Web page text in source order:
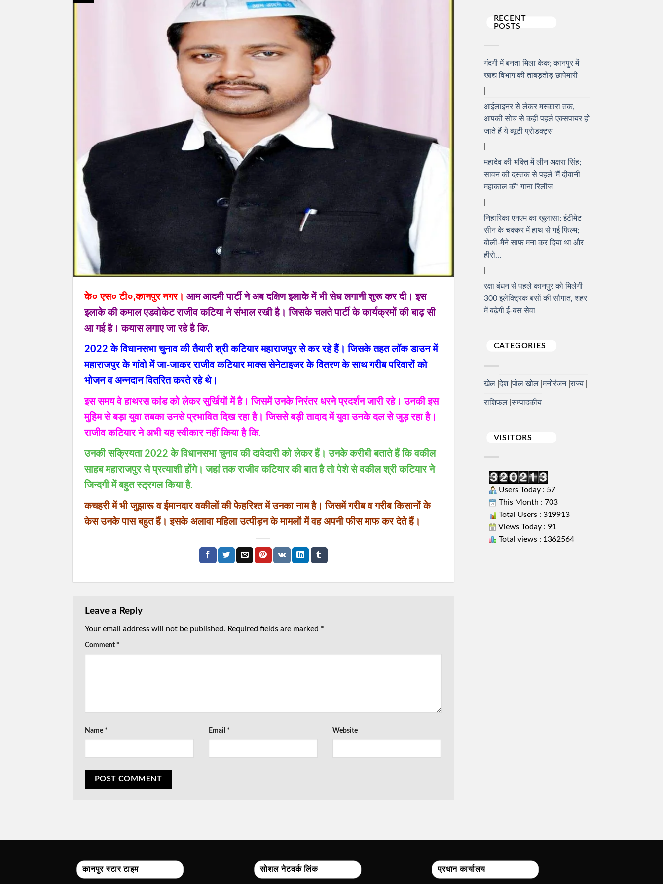
के० एस० टी०,कानपुर नगर। आम आदमी पार्टी ने अब दक्षिण इलाके में भी सेध लगानी शुरू कर दी। इस
इलाके की कमाल एडवोकेट राजीव कटिया ने संभाल रखी है। जिसके चलते पार्टी के कार्यक्रमों की बाढ़ सी
आ गई है। कयास लगाए जा रहे है कि.
2022 के विधानसभा चुनाव की तैयारी श्री कटियार महाराजपुर से कर रहे हैं। जिसके तहत लॉक डाउन में
महाराजपुर के गांवो में जा-जाकर राजीव कटियार माक्स सेनेटाइजर के वितरण के साथ गरीब परिवारों को
भोजन व अन्नदान वितरित करते रहे थे।
इस समय वे हाथरस कांड को लेकर सुर्खियों में है। जिसमें उनके निरंतर धरने प्रदर्शन जारी रहे। उनकी इस
मुहिम से बड़ा युवा तबका उनसे प्रभावित दिख रहा है। जिससे बड़ी तादाद में युवा उनके दल से जुड़ रहा है।
राजीव कटियार ने अभी यह स्वीकार नहीं किया है कि.
उनकी सक्रियता 2022 के विधानसभा चुनाव की दावेदारी को लेकर हैं। उनके करीबी बताते हैं कि वकील
साहब महाराजपुर से प्रत्याशी होंगे। जहां तक राजीव कटियार की बात है तो पेशे से वकील श्री कटियार ने
जिन्दगी में बहुत स्ट्रगल किया है.
कचहरी में भी जुझारू व ईमानदार वकीलों की फेहरिश्त में उनका नाम है। जिसमें गरीब व गरीब किसानों के
केस उनके पास बहुत हैं। इसके अलावा महिला उत्पीड़न के मामलों में वह अपनी फीस माफ कर देते हैं।
Leave a Reply
Your email address will not be published. Required fields are marked *
Comment *
Name * Email * Website
RECENT
POSTS
गंदगी में बनता मिला केक; कानपुर में
खाद्य विभाग की ताबड़तोड़ छापेमारी
आईलाइनर से लेकर मस्कारा तक,
आपकी सोच से कहीं पहले एक्सपायर हो
जाते हैं ये ब्यूटी प्रोडक्ट्स
महादेव की भक्ति में लीन अक्षरा सिंह;
सावन की दस्तक से पहले ‘मैं दीवानी
महाकाल की’ गाना रिलीज
निहारिका एनएम का खुलासा; इंटीमेट
सीन के चक्कर में हाथ से गई फिल्म;
बोलीं-मैंने साफ मना कर दिया था और
हीरो…
रक्षा बंधन से पहले कानपुर को मिलेगी
300 इलेक्ट्रिक बसों की सौगात, शहर
में बढ़ेगी ई-बस सेवा
CATEGORIES
खेल देश पोल खोल मनोरंजन राज्य
राशिफल सम्पादकीय
VISITORS
Users Today : 57
This Month : 703
Total Users : 319913
Views Today : 91
Total views : 1362564
कानपुर स्टार टाइम सोशल नेटवर्क लिंक प्रधान कार्यालय